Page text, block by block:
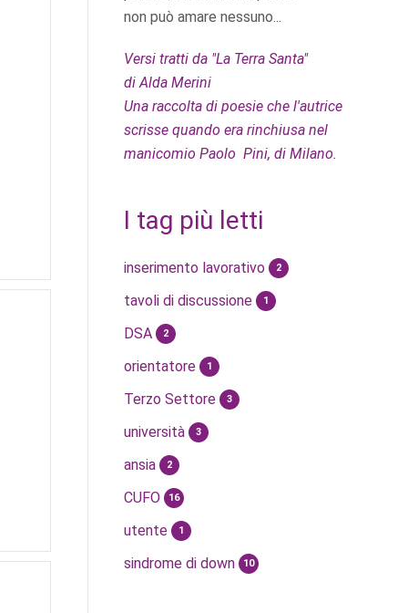
non può amare nessuno...
Versi tratti da "La Terra Santa"
di Alda Merini
Una raccolta di poesie che l'autrice
scrisse quando era rinchiusa nel
manicomio Paolo Pini, di Milano.
I tag più letti
inserimento lavorativo 2
tavoli di discussione 1
DSA 2
orientatore 1
Terzo Settore 3
università 3
ansia 2
CUFO 16
utente 1
sindrome di down 10